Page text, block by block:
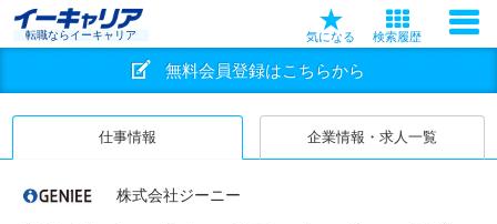
転職ならイーキャリア 気になる 検索履歴
無料会員登録はこちらから
仕事情報 企業情報・求人一覧
株式会社ジーニー